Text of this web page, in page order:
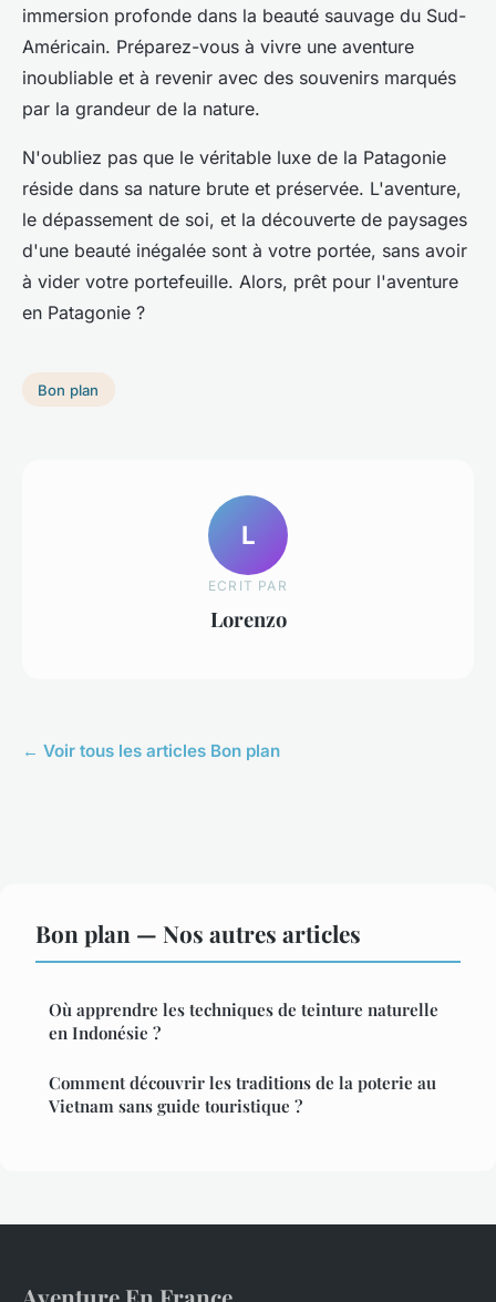
immersion profonde dans la beauté sauvage du Sud-
Américain. Préparez-vous à vivre une aventure
inoubliable et à revenir avec des souvenirs marqués
par la grandeur de la nature.
N'oubliez pas que le véritable luxe de la Patagonie
réside dans sa nature brute et préservée. L'aventure,
le dépassement de soi, et la découverte de paysages
d'une beauté inégalée sont à votre portée, sans avoir
à vider votre portefeuille. Alors, prêt pour l'aventure
en Patagonie ?
Bon plan
L
ECRIT PAR
Lorenzo
← Voir tous les articles Bon plan
Bon plan — Nos autres articles
Où apprendre les techniques de teinture naturelle
en Indonésie ?
Comment découvrir les traditions de la poterie au
Vietnam sans guide touristique ?